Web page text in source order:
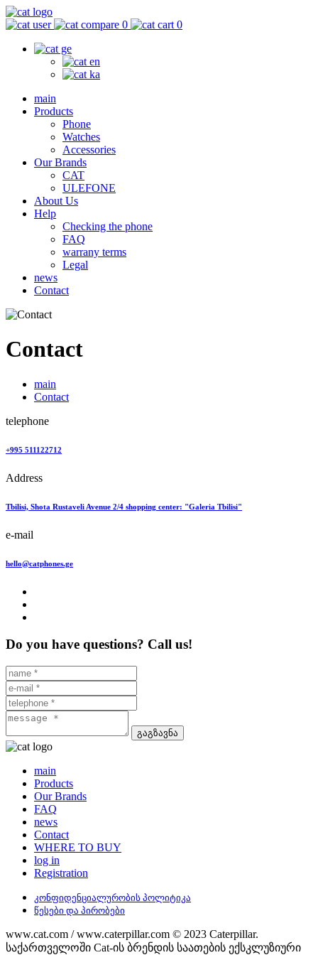
0 0
main
Products
Phone
Watches
Accessories
Our Brands
CAT
ULEFONE
About Us
Help
Checking the phone
FAQ
warrany terms
Legal
news
Contact
Contact
main
Contact
telephone
+995 511122712
Address
Tbilisi, Shota Rustaveli Avenue 2/4 shopping center: "Galeria Tbilisi"
e-mail
hello@catphones.ge
Do you have questions? Call us!
გაგზავნა
main
Products
Our Brands
FAQ
news
Contact
WHERE TO BUY
log in
Registration
კონფიდენციალურობის პოლიტიკა
წესები და პირობები
www.cat.com / www.caterpillar.com © 2023 Caterpillar.
საქართველოში Cat-ის ბრენდის საათების ექსკლუზიური